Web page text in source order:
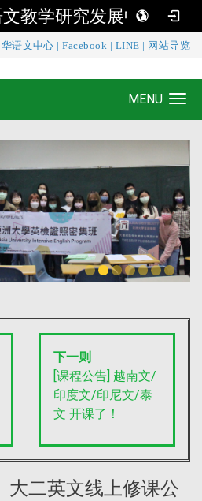
教学研究发展中心
华语文中心 |Facebook LINE 网站导览
教学研究发展中心
MENU
下一则
[课程公告] 越南文/
印度文/印尼文/泰
文 开课了！
大二英文线上修课公